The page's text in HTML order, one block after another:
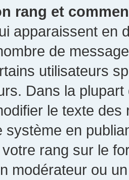
rang et
apparaissent en
de
utilisateurs
Dans la
le texte
système en
votre rang sur le
modérateur ou